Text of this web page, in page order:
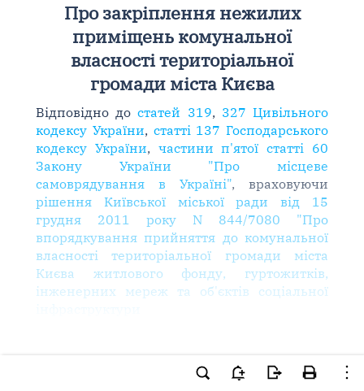
Про закріплення нежилих
приміщень комунальної
власності територіальної
громади міста Києва
Відповідно достатей 319, 327 Цивільного
кодексу України, статті 137 Господарського
кодексу України, частини п'ятої статті 60
Закону України "Про місцеве
самоврядування в Україні", враховуючи
рішення Київської міської ради від 15
грудня 2011 року N 844/7080 "Про
впорядкування прийняття до комунальної
власності територіальної громади міста
Києва житлового фонду, гуртожитків,
інженерних мереж та об'єктів соціальної